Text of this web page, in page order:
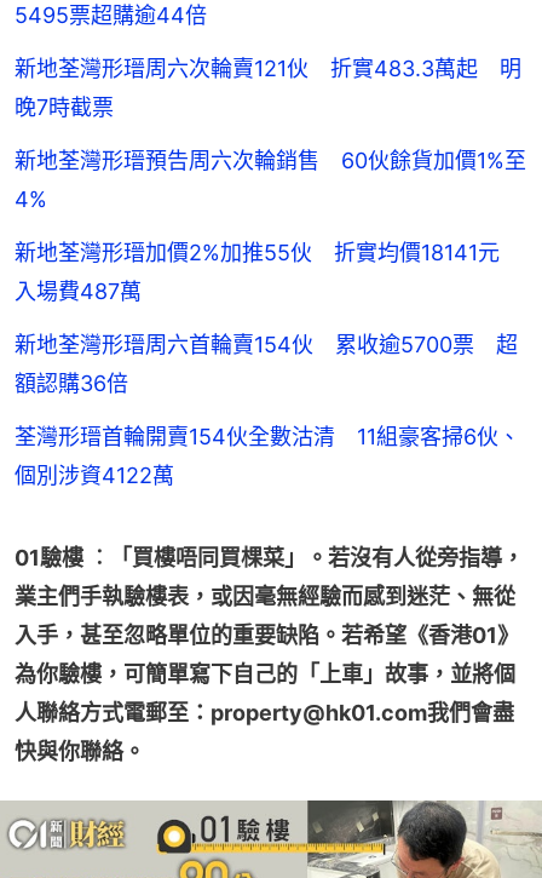
5495票超購逾44倍
新地荃灣形瑨周六次輪賣121伙 折實483.3萬起 明
晚7時截票
新地荃灣形瑨預告周六次輪銷售 60伙餘貨加價1%至
4%
新地荃灣形瑨加價2%加推55伙 折實均價18141元
入場費487萬
新地荃灣形瑨周六首輪賣154伙 累收逾5700票 超
額認購36倍
荃灣形瑨首輪開賣154伙全數沽清 11組豪客掃6伙、
個別涉資4122萬
01驗樓 ︰「買樓唔同買棵菜」。若沒有人從旁指導，
業主們手執驗樓表，或因毫無經驗而感到迷茫、無從
入手，甚至忽略單位的重要缺陷。若希望《香港01》
為你驗樓，可簡單寫下自己的「上車」故事，並將個
人聯絡方式電郵至：property@hk01.com我們會盡
快與你聯絡。